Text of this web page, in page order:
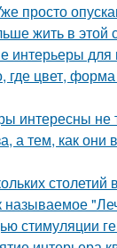
просто
жить в этой
интерьеры
где цвет,
интересны не
а тем, как они
называемое
стимуляции